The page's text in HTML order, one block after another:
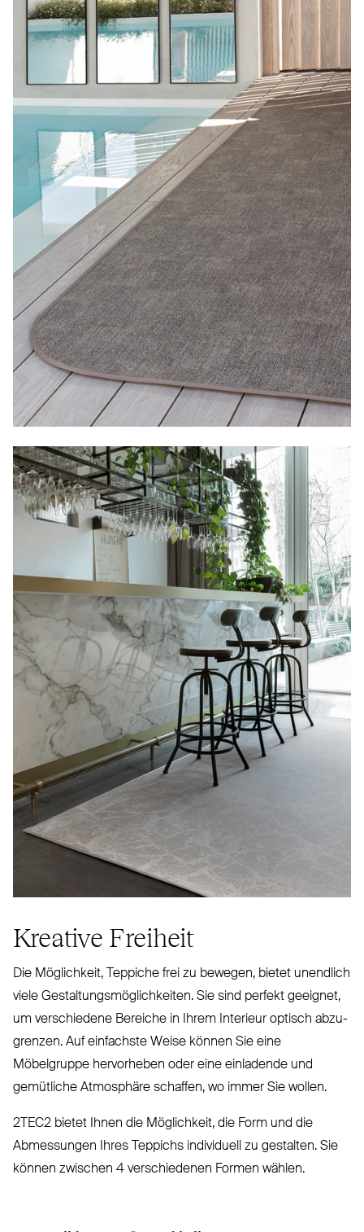
Kreative Freiheit
Die Mög­lichkeit, Teppiche frei zu bewegen, bietet unendlich
viele Gestal­tungs­mög­lichkeiten. Sie sind perfekt geeignet,
um ver­schiedene Bereiche in Ihrem Interieur optisch abzu­
grenzen. Auf ein­fachste Weise können Sie eine
Möbelgruppe her­vorheben oder eine ein­ladende und
gemütliche Atmosphäre schaffen, wo immer Sie wollen.
2TEC2 bietet Ihnen die Mög­lichkeit, die Form und die
Abmessungen Ihres Teppichs indi­viduell zu gestalten. Sie
können zwischen 4 ver­schiedenen Formen wählen.